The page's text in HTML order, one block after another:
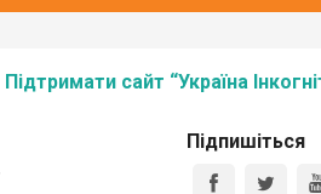
Підтримати сайт “Україна
Підпишіться